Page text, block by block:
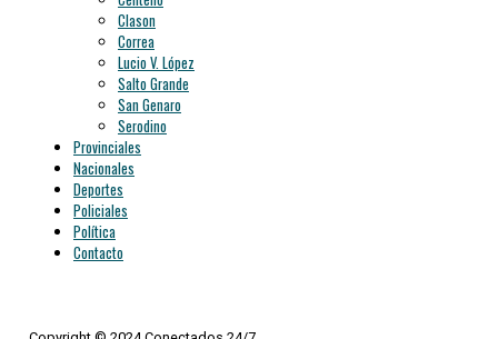
Clason
Correa
Lucio V. López
Salto Grande
San Genaro
Serodino
Provinciales
Nacionales
Deportes
Policiales
Política
Contacto